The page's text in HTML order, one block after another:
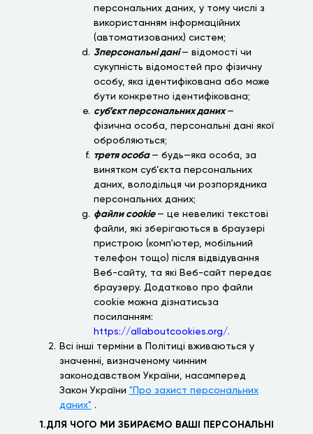
персональних даних, у тому числі з
використанням інформаційних
(автоматизованих) систем;
3персональні дані— відомості чи
сукупність відомостей про фізичну
особу, яка ідентифікована або може
бути конкретно ідентифікована;
суб’єкт персональних даних—
фізична особа, персональні дані якої
обробляються;
третя особа — будь—яка особа, за
винятком суб’єкта персональних
даних, володільця чи розпорядника
персональних даних;
файли cookie — це невеликі текстові
файли, які зберігаються в браузері
пристрою (комп'ютер, мобільний
телефон тощо) після відвідування
Веб-сайту, та які Веб-сайт передає
браузеру. Додатково про файли
cookie можна дізнатисьза
посиланням:
https://allaboutcookies.org/.
Всі інші терміни в Політиці вживаються у
значенні, визначеному чинним
законодавством України, насамперед
Закон України "Про захист персональних
даних" .
1.ДЛЯ ЧОГО МИ ЗБИРАЄМО ВАШІ ПЕРСОНАЛЬНІ